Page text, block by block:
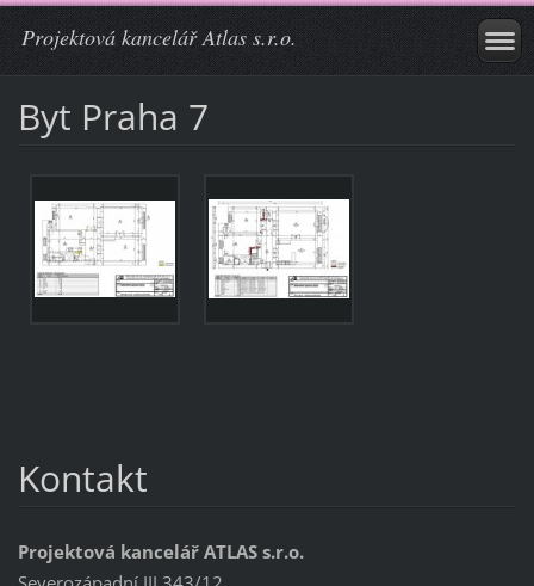
Projektová kancelář Atlas s.r.o.
Byt Praha 7
Kontakt
Projektová kancelář ATLAS s.r.o.